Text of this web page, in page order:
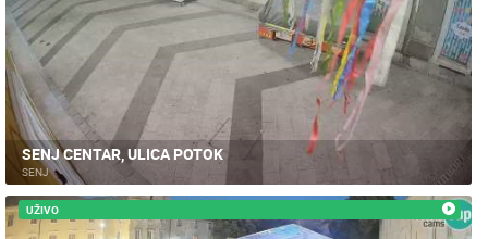
SENJ CENTAR, ULICA POTOK
SENJ
UŽIVO